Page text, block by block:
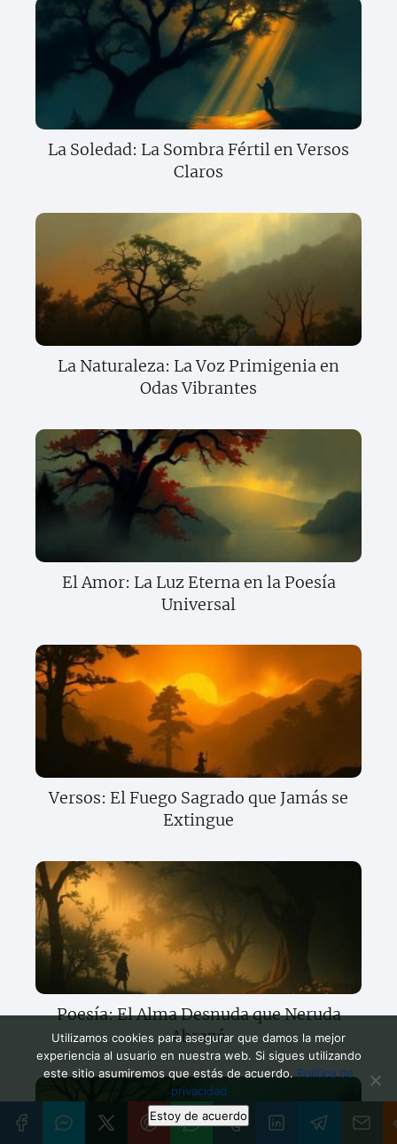
La Soledad: La Sombra Fértil en Versos
Claros
La Naturaleza: La Voz Primigenia en
Odas Vibrantes
El Amor: La Luz Eterna en la Poesía
Universal
Versos: El Fuego Sagrado que Jamás se
Extingue
Poesía: El Alma Desnuda que Neruda
Abrazó
Utilizamos cookies para asegurar que damos la mejor
experiencia al usuario en nuestra web. Si sigues utilizando
este sitio asumiremos que estás de acuerdo. Política de
privacidad
Estoy de acuerdo